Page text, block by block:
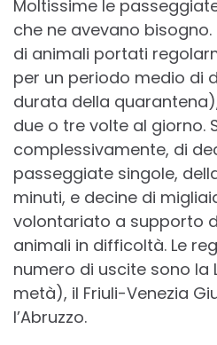
Moltissime le
che ne avevano
di animali portati
per un periodo medio di
durata della
due o tre volte al giorno.
complessivamente, di
passeggiate singole,
minuti, e decine di
volontariato a supporto
animali in difficoltà. Le
numero di uscite sono la
metà), il Friuli-Venezia
l’Abruzzo.